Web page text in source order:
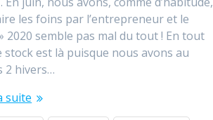
les foins par l’entrepreneur et le
2020 semble pas mal du tout ! En tout
stock est là puisque nous avons au
2 hivers…
suite